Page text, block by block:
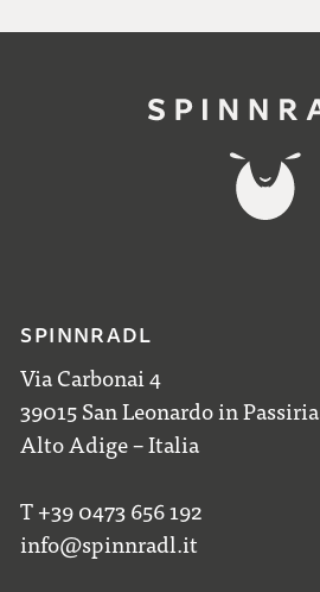
SPINNRADL
Via Carbonai 4
39015 San Leonardo in Passiria
Alto Adige – Italia
T +39 0473 656 192
info@spinnradl.it